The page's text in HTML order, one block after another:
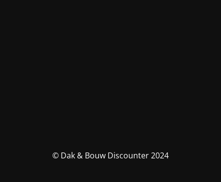
© Dak & Bouw Discounter 2024